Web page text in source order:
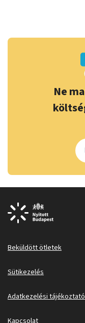
Ne
Beküldött ötletek
Sütikezelés
Adatkezelési tájékoztató
Kapcsolat